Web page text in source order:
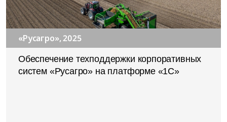
«Русагро», 2025
Обеспечение техподдержки корпоративных
систем «Русагро» на платформе «1С»